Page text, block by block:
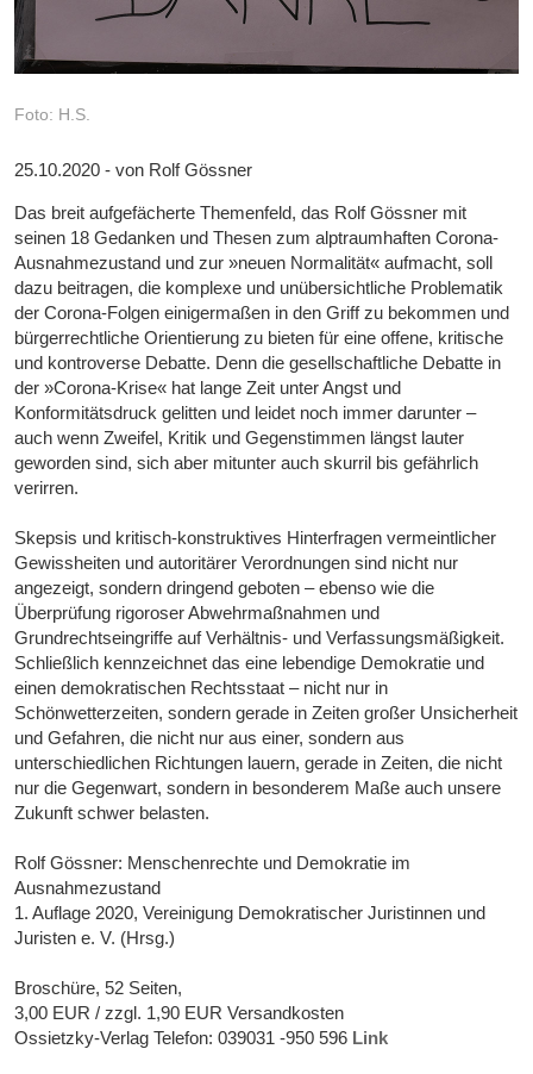
Foto: H.S.
25.10.2020 - von Rolf Gössner
Das breit aufgefächerte Themenfeld, das Rolf Gössner mit
seinen 18 Gedanken und Thesen zum alptraumhaften Corona-
Ausnahmezustand und zur »neuen Normalität« aufmacht, soll
dazu beitragen, die komplexe und unübersichtliche Problematik
der Corona-Folgen einigermaßen in den Griff zu bekommen und
bürgerrechtliche Orientierung zu bieten für eine offene, kritische
und kontroverse Debatte. Denn die gesellschaftliche Debatte in
der »Corona-Krise« hat lange Zeit unter Angst und
Konformitätsdruck gelitten und leidet noch immer darunter –
auch wenn Zweifel, Kritik und Gegenstimmen längst lauter
geworden sind, sich aber mitunter auch skurril bis gefährlich
verirren.
Skepsis und kritisch-konstruktives Hinterfragen vermeintlicher
Gewissheiten und autoritärer Verordnungen sind nicht nur
angezeigt, sondern dringend geboten – ebenso wie die
Überprüfung rigoroser Abwehrmaßnahmen und
Grundrechtseingriffe auf Verhältnis- und Verfassungsmäßigkeit.
Schließlich kennzeichnet das eine lebendige Demokratie und
einen demokratischen Rechtsstaat – nicht nur in
Schönwetterzeiten, sondern gerade in Zeiten großer Unsicherheit
und Gefahren, die nicht nur aus einer, sondern aus
unterschiedlichen Richtungen lauern, gerade in Zeiten, die nicht
nur die Gegenwart, sondern in besonderem Maße auch unsere
Zukunft schwer belasten.
Rolf Gössner: Menschenrechte und Demokratie im
Ausnahmezustand
1. Auflage 2020, Vereinigung Demokratischer Juristinnen und
Juristen e. V. (Hrsg.)
Broschüre, 52 Seiten,
3,00 EUR / zzgl. 1,90 EUR Versandkosten
Ossietzky-Verlag Telefon: 039031 -950 596 Link